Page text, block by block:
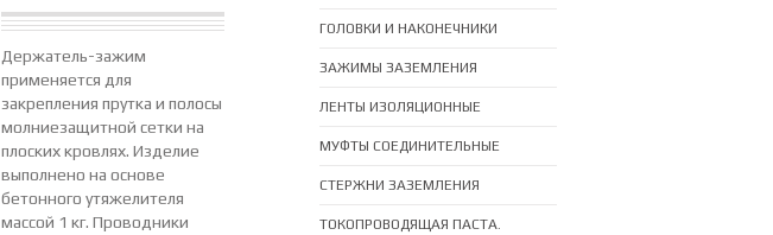
Держатель-зажим
применяется для
закрепления прутка и полосы
молниезащитной сетки на
плоских кровлях. Изделие
выполнено на основе
бетонного утяжелителя
массой 1 кг. Проводники
ГОЛОВКИ И НАКОНЕЧНИКИ
ЗАЖИМЫ ЗАЗЕМЛЕНИЯ
ЛЕНТЫ ИЗОЛЯЦИОННЫЕ
МУФТЫ СОЕДИНИТЕЛЬНЫЕ
СТЕРЖНИ ЗАЗЕМЛЕНИЯ
ТОКОПРОВОДЯЩАЯ ПАСТА.